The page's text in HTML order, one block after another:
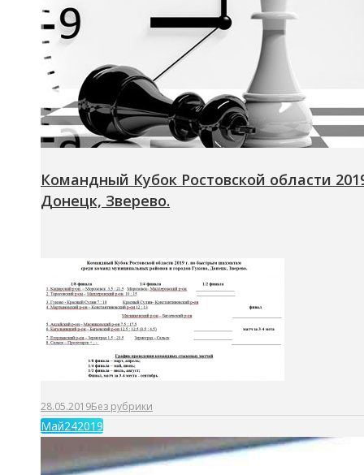
Командный Кубок Ростовской области
Донецк, Зверево.
28.05.2019Без рубрики
Май242019